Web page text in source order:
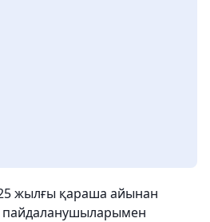
жылғы қараша айынан
пайдаланушыларымен